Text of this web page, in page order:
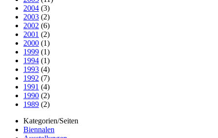
2004 (3)
2003 (2)
2002 (6)
2001 (2)
2000 (1)
1999 (1)
1994 (1)
1993 (4)
1992 (7)
1991 (4)
1990 (2)
1989 (2)
Kategorien/Seiten
Biennalen